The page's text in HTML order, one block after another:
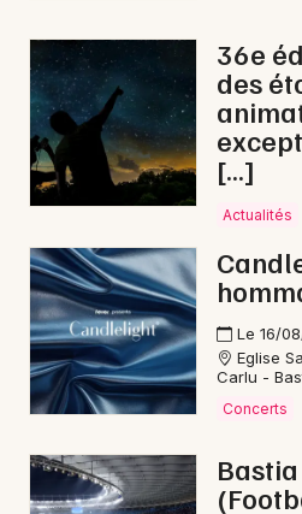
Sorties & loisirs
Rap en Corse
Newsletter des sorties
Artistes en tournée
Actus en Haute-Corse
36e
des
[…]
Actualités
Le 16/
Eglise
Carlu -
Concerts